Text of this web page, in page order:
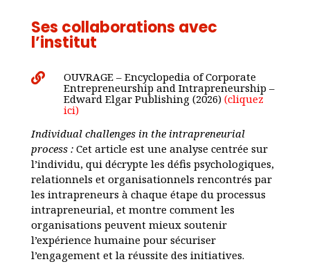
Ses collaborations avec
l’institut

OUVRAGE – Encyclopedia of Corporate
Entrepreneurship and Intrapreneurship –
Edward Elgar Publishing (2026) (cliquez
ici)
Individual challenges in the intrapreneurial
process :Cet article est une analyse centrée sur
l’individu, qui décrypte les défis psychologiques,
relationnels et organisationnels rencontrés par
les intrapreneurs à chaque étape du processus
intrapreneurial, et montre comment les
organisations peuvent mieux soutenir
l’expérience humaine pour sécuriser
l’engagement et la réussite des initiatives.